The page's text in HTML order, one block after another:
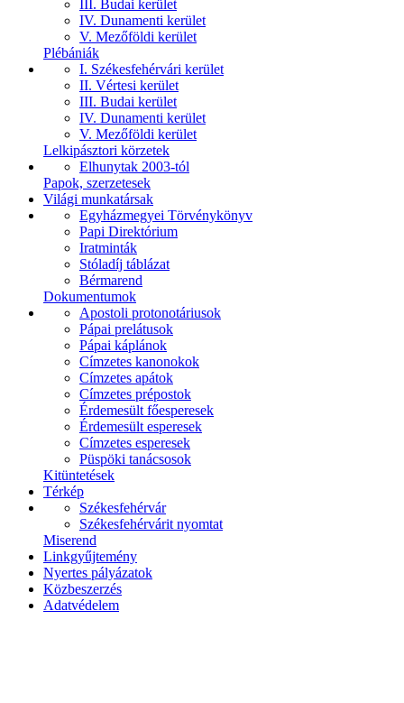
III. Budai kerület
IV. Dunamenti kerület
V. Mezőföldi kerület
Plébániák
I. Székesfehérvári kerület
II. Vértesi kerület
III. Budai kerület
IV. Dunamenti kerület
V. Mezőföldi kerület
Lelkipásztori körzetek
Elhunytak 2003-tól
Papok, szerzetesek
Világi munkatársak
Egyházmegyei Törvénykönyv
Papi Direktórium
Iratminták
Stóladíj táblázat
Bérmarend
Dokumentumok
Apostoli protonotáriusok
Pápai prelátusok
Pápai káplánok
Címzetes kanonokok
Címzetes apátok
Címzetes prépostok
Érdemesült főesperesek
Érdemesült esperesek
Címzetes esperesek
Püspöki tanácsosok
Kitüntetések
Térkép
Székesfehérvár
Székesfehérvárit nyomtat
Miserend
Linkgyűjtemény
Nyertes pályázatok
Közbeszerzés
Adatvédelem